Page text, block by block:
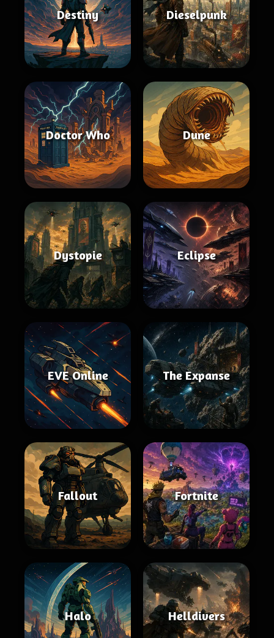
Destiny Dieselpunk
Doctor Who Dune
Dystopie Eclipse
EVE Online The Expanse
Fallout Fortnite
Halo Helldivers